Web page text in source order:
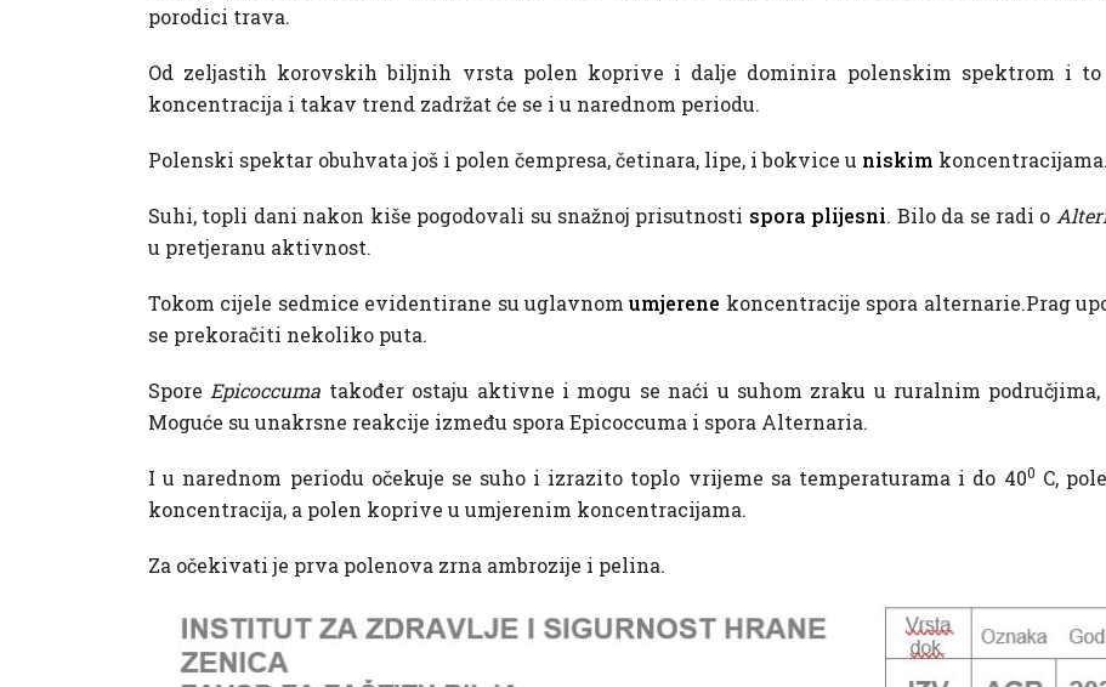
porodici trava.
Od zeljastih korovskih biljnih vrsta polen koprive i dalje dominira polenskim spektrom i
koncentracija i takav trend zadržat će se i u narednom periodu.
Polenski spektar obuhvata još i polen čempresa, četinara, lipe, i bokvice u niskim koncentracijama.
Suhi, topli dani nakon kiše pogodovali su snažnoj prisutnosti spora plijesni. Bilo da se radi o
u pretjeranu aktivnost.
Tokom cijele sedmice evidentirane su uglavnomumjerene koncentracije spora alternarie.Prag
se prekoračiti nekoliko puta.
SporeEpicoccuma također ostaju aktivne i mogu se naći u suhom zraku u ruralnim
Moguće su unakrsne reakcije između spora Epicoccuma i spora Alternaria.
I u narednom periodu očekuje se suho i izrazito toplo vrijeme sa temperaturama i do 400 C,
koncentracija, a polen koprive u umjerenim koncentracijama.
Za očekivati je prva polenova zrna ambrozije i pelina.